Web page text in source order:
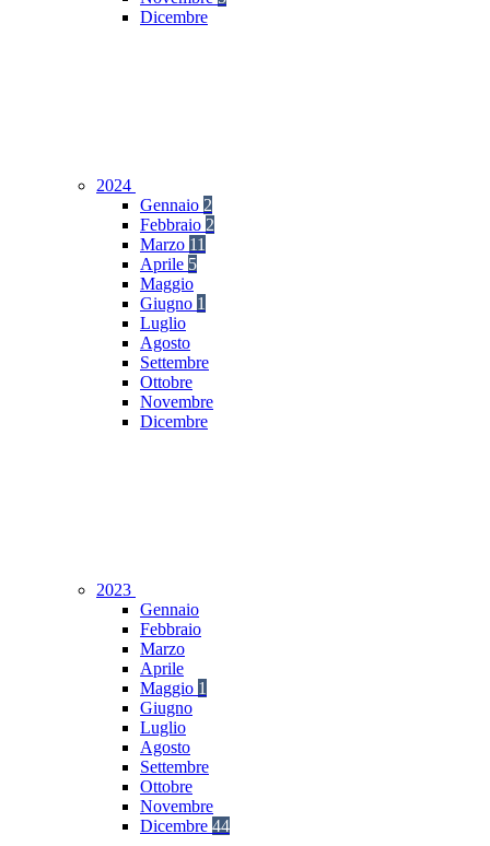
Dicembre
2024
Gennaio 2
Febbraio 2
Marzo 11
Aprile 5
Maggio
Giugno 1
Luglio
Agosto
Settembre
Ottobre
Novembre
Dicembre
2023
Gennaio
Febbraio
Marzo
Aprile
Maggio 1
Giugno
Luglio
Agosto
Settembre
Ottobre
Novembre
Dicembre 44